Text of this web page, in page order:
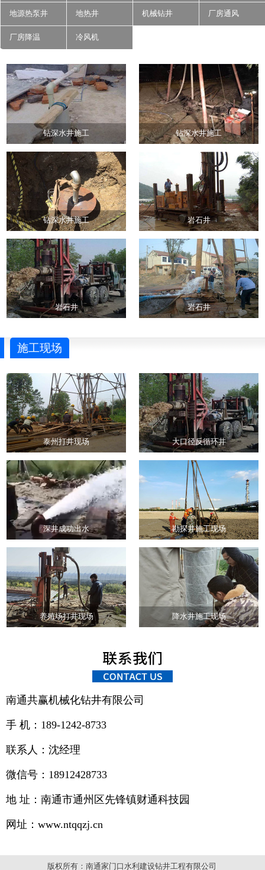
地源热泵井 地热井 机械钻井 厂房通风
厂房降温 冷风机
钻深水井施工 钻深水井施工
钻深水井施工 岩石井
岩石井 岩石井
施工现场
泰州打井现场 大口径反循环井
深井成功出水 勘探井施工现场
养殖场打井现场 降水井施工现场
南通共赢机械化钻井有限公司
手 机：189-1242-8733
联系人：沈经理
微信号：18912428733
地 址：南通市通州区先锋镇财通科技园
网址：www.ntqqzj.cn
版权所有：南通家门口水利建设钻井工程有限公司